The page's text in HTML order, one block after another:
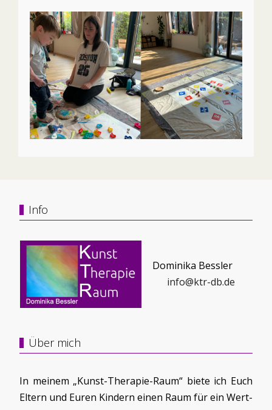
Info
Dominika Bessler
info@ktr-db.de
Über mich
In meinem „Kunst-Therapie-Raum“ biete ich Euch
Eltern und Euren Kindern einen Raum für ein Wert-